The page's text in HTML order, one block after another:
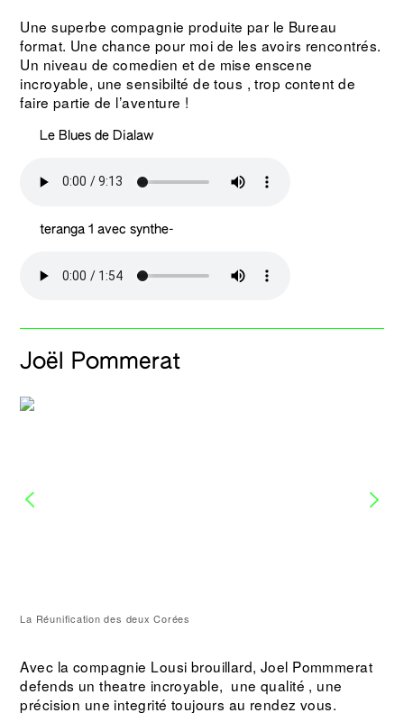
Une superbe compagnie produite par le Bureau
format. Une chance pour moi de les avoirs rencontrés.
Un niveau de comedien et de mise enscene
incroyable, une sensibilté de tous , trop content de
faire partie de l’aventure !
Le Blues de Dialaw
teranga 1 avec synthe-
Joël Pommerat
La Réunification des deux Corées
Avec la compagnie Lousi brouillard, Joel Pommmerat
defends un theatre incroyable, une qualité , une
précision une integrité toujours au rendez vous.